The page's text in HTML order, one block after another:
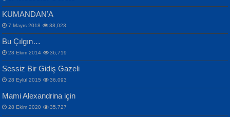
İPEK ACAR SERT
Gazze’nin Şecaati, Ümmetin İmtihanı...
Selahattin Yıldız
İdrakimle Üşürken...
ERDEM BAYAZIT
Sana, Bana, Vatanıma, Ülkemin
İnsanlarına Dair...
KUMANDAN’A
7 Mayıs 2018 38,023
Bu Çılgın…
28 Ekim 2014 36,719
Sessiz Bir Gidiş Gazeli
28 Eylül 2015 36,093
Mami Alexandrina için
28 Ekim 2020 35,727